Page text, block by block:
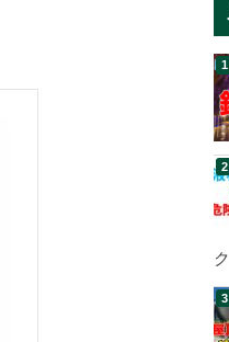
ク